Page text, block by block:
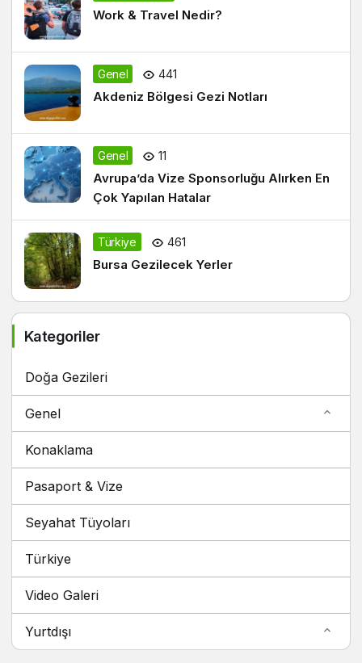
Work & Travel Nedir?
Genel 441
Akdeniz Bölgesi Gezi Notları
Genel 11
Avrupa’da Vize Sponsorluğu Alırken En
Çok Yapılan Hatalar
Türkiye 461
Bursa Gezilecek Yerler
Kategoriler
Doğa Gezileri
Genel
Konaklama
Pasaport & Vize
Seyahat Tüyoları
Türkiye
Video Galeri
Yurtdışı